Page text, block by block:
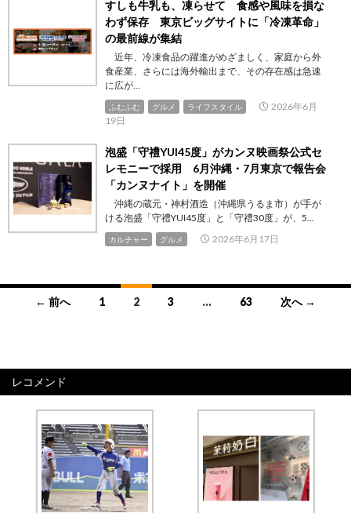
すしも牛乳も、凍らせて 食感や風味を損な
わず保存 東京ビッグサイトに「冷凍革命」
の最前線が集結
近年、冷凍食品の躍進がめざましく、家庭から外
食産業、さらには海外輸出まで、その存在感は急速
に広が...
ふむふむ グルメ ライフスタイル
2026年6月
19日
泡盛「守禮YUI45度」がカンヌ映画祭公式セ
レモニーで採用 6月沖縄・7月東京で報告会
「カンヌナイト」を開催
沖縄の蔵元・神村酒造（沖縄県うるま市）が手が
ける泡盛「守禮YUI45度」と「守禮30度」が、5...
カルチャー グルメ 2026年6月17日
ビ
← 前へ 1 2 3 … 63 次へ →
レコメンド